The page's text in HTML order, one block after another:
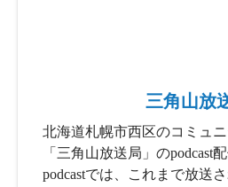
三角山放
北海道札幌市西区のコミュ
「三角山放送局」のpodcast
podcastでは、これまで放送